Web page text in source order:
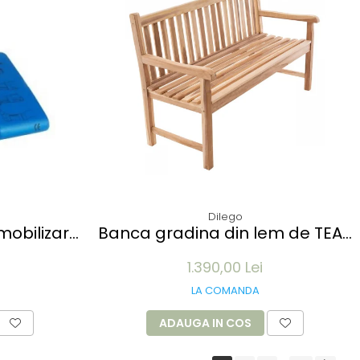
cm
Dilego
Banca gradina din lem de TEAK
manual
1.390,00 Lei
LA COMANDA
ADAUGA IN COS